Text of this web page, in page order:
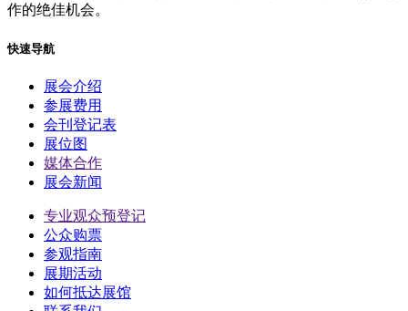
作的绝佳机会。
快速导航
展会介绍
参展费用
会刊登记表
展位图
媒体合作
展会新闻
专业观众预登记
公众购票
参观指南
展期活动
如何抵达展馆